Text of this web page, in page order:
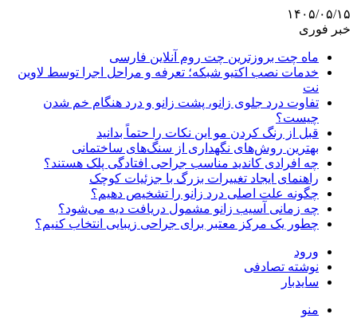
۱۴۰۵/۰۵/۱۵
خبر فوری
ماه چت بروزترین چت روم آنلاین فارسی
خدمات نصب اکتیو شبکه؛ تعرفه و مراحل اجرا توسط لاوین
نت
تفاوت درد جلوی زانو، پشت زانو و درد هنگام خم شدن
چیست؟
قبل از رنگ کردن مو این نکات را حتماً بدانید
بهترین روش‌های نگهداری از سنگ‌های ساختمانی
چه افرادی کاندید مناسب جراحی افتادگی پلک هستند؟
راهنمای ایجاد تغییرات بزرگ با جزئیات کوچک
چگونه علت اصلی درد زانو را تشخیص دهیم؟
چه زمانی آسیب زانو مشمول دریافت دیه می‌شود؟
چطور یک مرکز معتبر برای جراحی زیبایی انتخاب کنیم؟
ورود
نوشته تصادفی
سایدبار
منو